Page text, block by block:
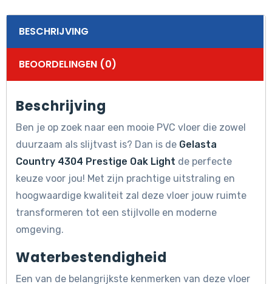
BESCHRIJVING
BEOORDELINGEN (0)
Beschrijving
Ben je op zoek naar een mooie PVC vloer die zowel
duurzaam als slijtvast is? Dan is de Gelasta
Country 4304 Prestige Oak Light de perfecte
keuze voor jou! Met zijn prachtige uitstraling en
hoogwaardige kwaliteit zal deze vloer jouw ruimte
transformeren tot een stijlvolle en moderne
omgeving.
Waterbestendigheid
Een van de belangrijkste kenmerken van deze vloer